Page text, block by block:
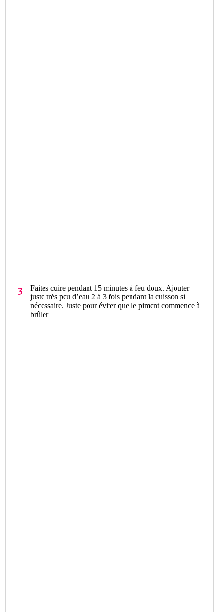
Faites cuire pendant 15 minutes à feu doux. Ajouter
juste très peu d’eau 2 à 3 fois pendant la cuisson si
nécessaire. Juste pour éviter que le piment commence à
brûler